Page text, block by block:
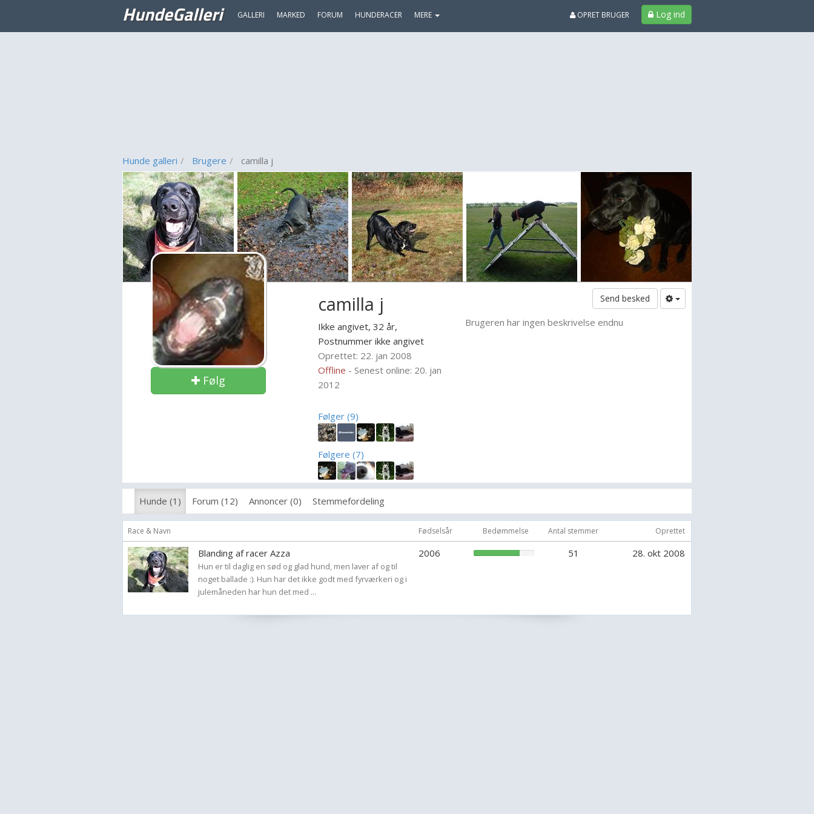
HundeGalleri GALLERI MARKED FORUM HUNDERACER MERE Log ind
OPRET BRUGER
Hunde galleri Brugere camilla j
Følg
camilla j
Ikke angivet, 32 år,
Postnummer ikke angivet
Oprettet: 22. jan 2008
Offline - Senest online: 20. jan
2012
Følger (9)
Følgere (7)
Send besked
Brugeren har ingen beskrivelse endnu
Hunde (1) Forum (12) Annoncer (0) Stemmefordeling
Race & Navn Fødselsår Bedømmelse Antal stemmer Oprettet
Blanding af racer Azza
Hun er til daglig en sød og glad hund, men laver af og til
noget ballade :). Hun har det ikke godt med fyrværkeri og i
julemåneden har hun det med ...
2006 51 28. okt 2008